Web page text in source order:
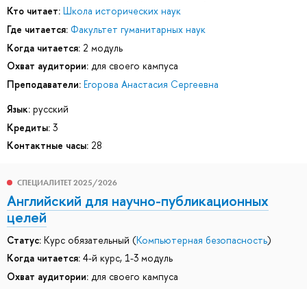
Кто читает: Школа исторических наук
Где читается: Факультет гуманитарных наук
Когда читается: 2 модуль
Охват аудитории: для своего кампуса
Преподаватели: Егорова Анастасия Сергеевна
Язык: русский
Кредиты: 3
Контактные часы: 28
СПЕЦИАЛИТЕТ 2025/2026
Английский для научно-публикационных
целей
Статус: Курс обязательный (Компьютерная безопасность)
Когда читается: 4-й курс, 1-3 модуль
Охват аудитории: для своего кампуса